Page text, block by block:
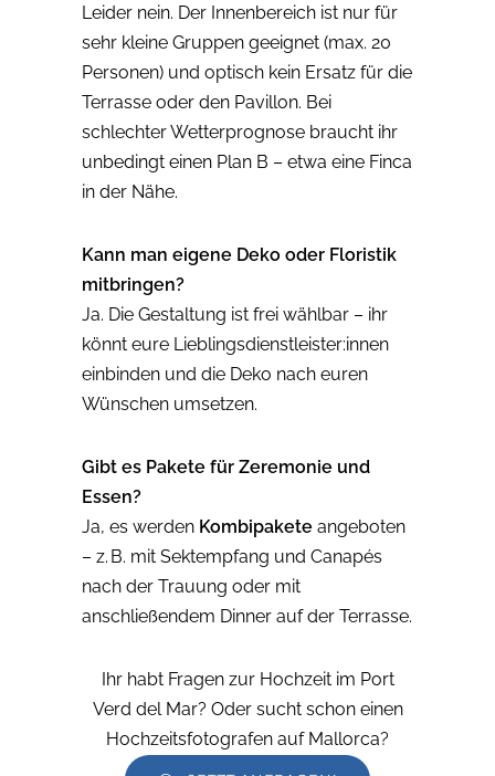
Leider nein. Der Innenbereich ist nur für
sehr kleine Gruppen geeignet (max. 20
Personen) und optisch kein Ersatz für die
Terrasse oder den Pavillon. Bei
schlechter Wetterprognose braucht ihr
unbedingt einen Plan B – etwa eine Finca
in der Nähe.
Kann man eigene Deko oder Floristik
mitbringen?
Ja. Die Gestaltung ist frei wählbar – ihr
könnt eure Lieblingsdienstleister:innen
einbinden und die Deko nach euren
Wünschen umsetzen.
Gibt es Pakete für Zeremonie und
Essen?
Ja, es werden Kombipakete angeboten
– z. B. mit Sektempfang und Canapés
nach der Trauung oder mit
anschließendem Dinner auf der Terrasse.
Ihr habt Fragen zur Hochzeit im Port
Verd del Mar? Oder sucht schon einen
Hochzeitsfotografen auf Mallorca?